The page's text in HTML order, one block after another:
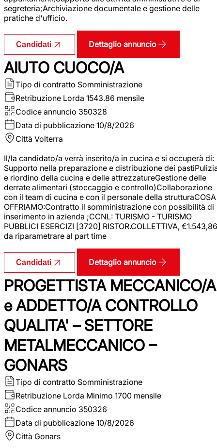
segreteria;Archiviazione documentale e gestione delle
pratiche d'ufficio.
Candidati Dettaglio annuncio
AIUTO CUOCO/A
Tipo di contratto Somministrazione
Retribuzione Lorda 1543.86 mensile
Codice annuncio 350328
Data di pubblicazione 10/8/2026
Città Volterra
Il/la candidato/a verrà inserito/a in cucina e si occuperà di:
Supporto nella preparazione e distribuzione dei
e riordino della cucina e delle attrezzatureGestione delle
derrate alimentari (stoccaggio e controllo)Collaborazione
con il team di cucina e con il personale della strutturaCOSA
OFFRIAMO:Contratto il somministrazione con possibilità di
inserimento in azienda ;CCNL: TURISMO - TURISMO
PUBBLICI ESERCIZI [3720] RISTOR.COLLETTIVA, €1.543,86
da riparametrare al part time
Candidati Dettaglio annuncio
PROGETTISTA MECCANICO/A
e ADDETTO/A CONTROLLO
QUALITA' – SETTORE
METALMECCANICO –
GONARS
Tipo di contratto Somministrazione
Retribuzione Lorda Minimo 1700 mensile
Codice annuncio 350326
Data di pubblicazione 10/8/2026
Città Gonars